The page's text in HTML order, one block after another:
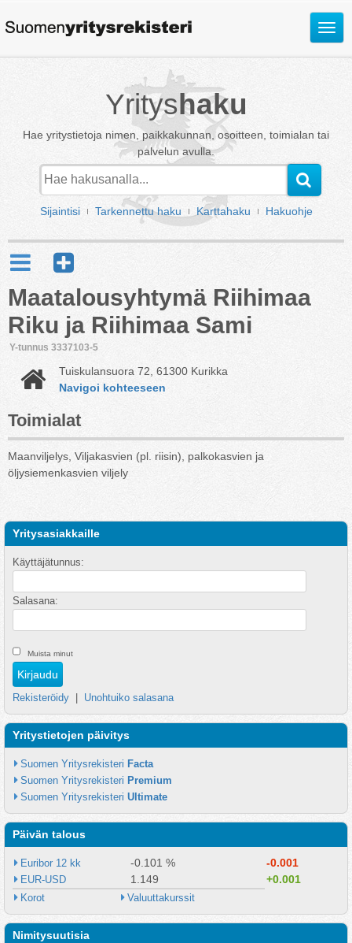
Avaa
Yrityshaku
Hae yritystietoja nimen, paikkakunnan, osoitteen, toimialan tai
palvelun avulla.
Sijaintisi Tarkennettu haku Karttahaku Hakuohje
Maatalousyhtymä Riihimaa
Riku ja Riihimaa Sami
Y-tunnus 3337103-5
Tuiskulansuora 72, 61300 Kurikka
Navigoi kohteeseen
Toimialat
Maanviljelys, Viljakasvien (pl. riisin), palkokasvien ja
öljysiemenkasvien viljely
Yritysasiakkaille
Käyttäjätunnus:
Salasana:
Muista minut
Rekisteröidy Unohtuiko salasana
Yritystietojen päivitys
Suomen Yritysrekisteri Facta
Suomen Yritysrekisteri Premium
Suomen Yritysrekisteri Ultimate
Päivän talous
Euribor 12 kk -0.101 % -0.001
EUR-USD 1.149 +0.001
Korot Valuuttakurssit
Nimitysuutisia